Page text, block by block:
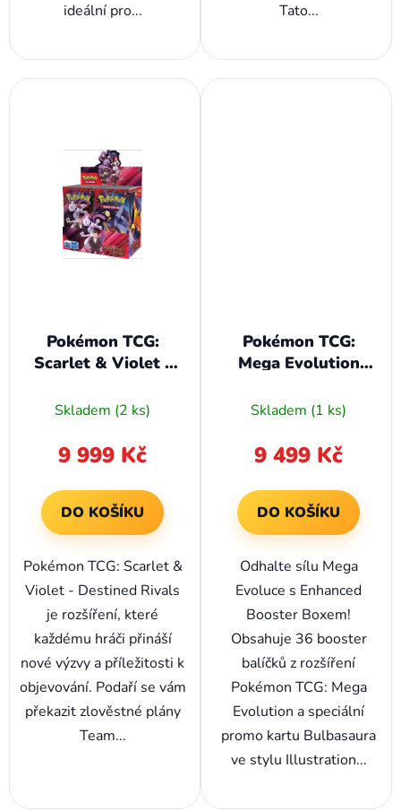
ideální pro...
Tato...
Pokémon TCG:
Scarlet & Violet -
Booster Box
Skladem (2 ks)
9 999 Kč
DO KOŠÍKU
Pokémon TCG: Scarlet &
Violet - Destined Rivals
je rozšíření, které
každému hráči přináší
nové výzvy a příležitosti k
objevování. Podaří se vám
překazit zlověstné plány
Team...
Pokémon TCG:
Mega Evolution
Box
Skladem (1 ks)
9 499 Kč
DO KOŠÍKU
Odhalte sílu Mega
Evoluce s Enhanced
Booster Boxem!
Obsahuje 36 booster
balíčků z rozšíření
Pokémon TCG: Mega
Evolution a speciální
promo kartu Bulbasaura
ve stylu Illustration...